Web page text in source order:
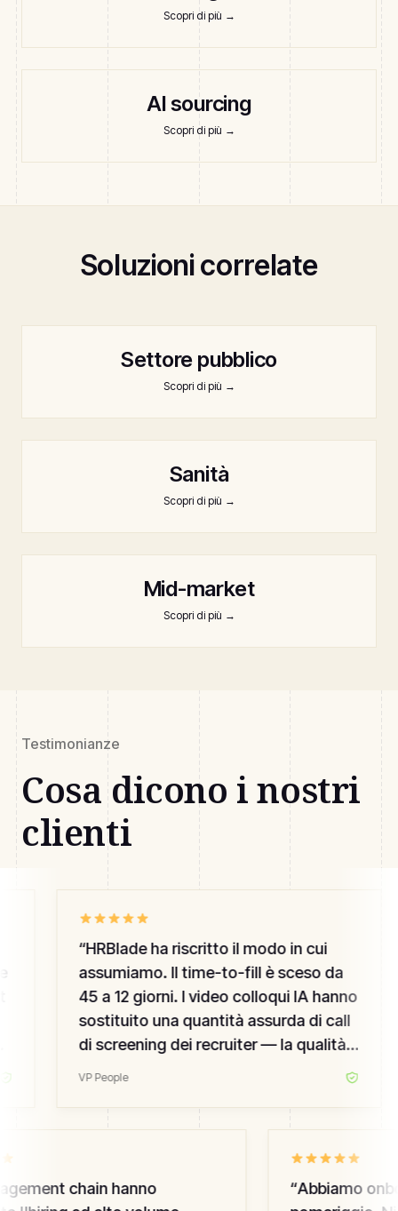
Scopri di più →
AI sourcing
Scopri di più →
Soluzioni correlate
Settore pubblico
Scopri di più →
Sanità
Scopri di più →
Mid-market
Scopri di più →
Testimonianze
Cosa dicono i nostri
clienti
“HRBlade ha riscritto il modo in cui
assumiamo. Il time-to-fill è sceso da
45 a 12 giorni. I video colloqui IA hanno
sostituito una quantità assurda di call
di screening dei recruiter — la qualità è
salita, il mio team non si brucia.
VP People
chain hanno
“Abbiamo